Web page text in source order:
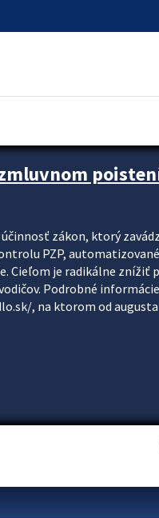
účinnosť zákon, ktorý
PZP,
Cieľom je radikálne znížiť
Podrobné
, na ktorom od